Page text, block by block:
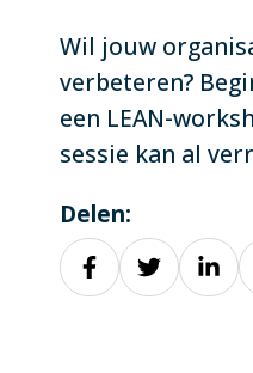
Wil jouw
verbeteren?
een LEAN-
sessie kan al
Delen: